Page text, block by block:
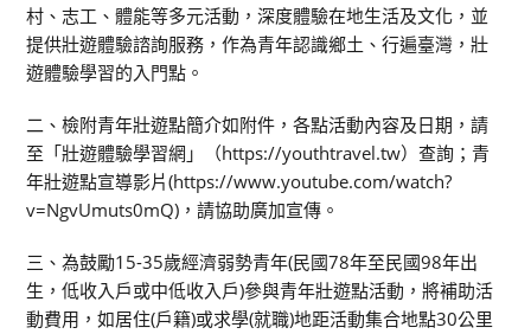
村、志工、體能等多元活動，深度體驗在地生活及文化，並
提供壯遊體驗諮詢服務，作為青年認識鄉土、行遍臺灣，壯
遊體驗學習的入門點。
二、檢附青年壯遊點簡介如附件，各點活動內容及日期，請
至「壯遊體驗學習網」（https://youthtravel.tw）查詢；青
年壯遊點宣導影片(https://www.youtube.com/watch?
v=NgvUmuts0mQ)，請協助廣加宣傳。
三、為鼓勵15-35歲經濟弱勢青年(民國78年至民國98年出
生，低收入戶或中低收入戶)參與青年壯遊點活動，將補助活
動費用，如居住(戶籍)或求學(就職)地距活動集合地點30公里